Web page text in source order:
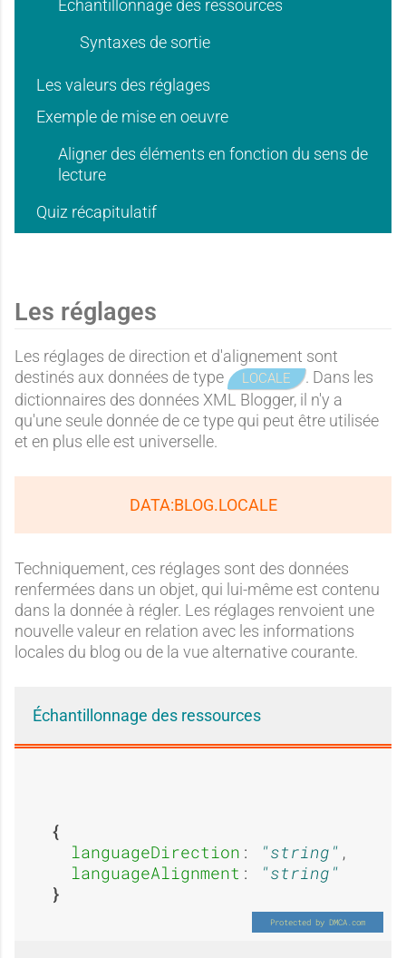
Échantillonnage des ressources
Syntaxes de sortie
Les valeurs des réglages
Exemple de mise en oeuvre
Aligner des éléments en fonction du sens de
lecture
Quiz récapitulatif
Les réglages
Les réglages de direction et d'alignement sont
destinés aux données de type
LOCALE
. Dans les
dictionnaires des données XML Blogger, il n'y a
qu'une seule donnée de ce type qui peut être utilisée
et en plus elle est universelle.
DATA:BLOG.LOCALE
Techniquement, ces réglages sont des données
renfermées dans un objet, qui lui-même est contenu
dans la donnée à régler. Les réglages renvoient une
nouvelle valeur en relation avec les informations
locales du blog ou de la vue alternative courante.
Échantillonnage des ressources
languageDirection : string
,
languageAlignment : string